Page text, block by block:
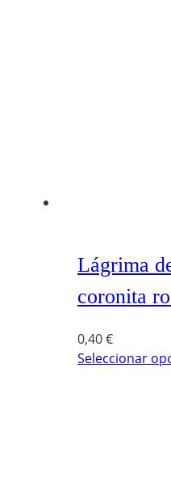
Lágrima
coronita
0,40€
Seleccionar